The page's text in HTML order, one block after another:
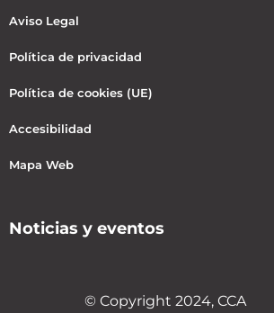
Aviso Legal
Política de privacidad
Política de cookies (UE)
Accesibilidad
Mapa Web
Noticias y eventos
© Copyright 2024, CCA